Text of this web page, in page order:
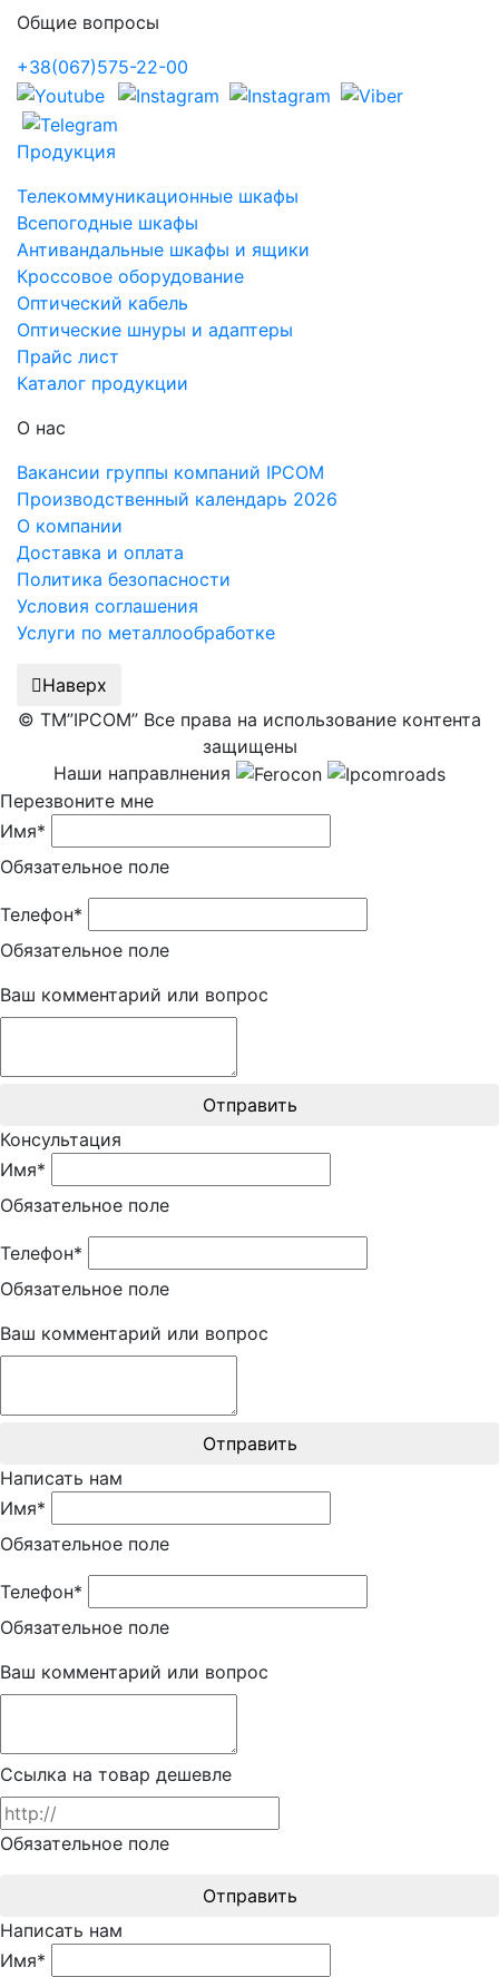
Общие вопросы
+38(067)575-22-00
Продукция
Телекоммуникационные шкафы
Всепогодные шкафы
Антивандальные шкафы и ящики
Кроссовое оборудование
Оптический кабель
Оптические шнуры и адаптеры
Прайс лист
Каталог продукции
О нас
Вакансии группы компаний IPCOM
Производственный календарь 2026
О компании
Доставка и оплата
Политика безопасности
Условия соглашения
Услуги по металлообработке
Наверх
© ТМ”IPCOM” Все права на использование контента
защищены
Наши направлнения
Перезвоните мне
Имя*
Обязательное поле
Телефон*
Обязательное поле
Ваш комментарий или вопрос
Отправить
Консультация
Имя*
Обязательное поле
Телефон*
Обязательное поле
Ваш комментарий или вопрос
Отправить
Написать нам
Имя*
Обязательное поле
Телефон*
Обязательное поле
Ваш комментарий или вопрос
Ссылка на товар дешевле
Обязательное поле
Отправить
Написать нам
Имя*